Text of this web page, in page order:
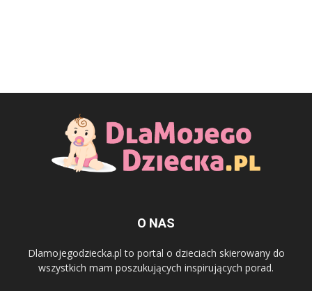
O NAS
Dlamojegodziecka.pl to portal o dzieciach skierowany do
wszystkich mam poszukujących inspirujących porad.